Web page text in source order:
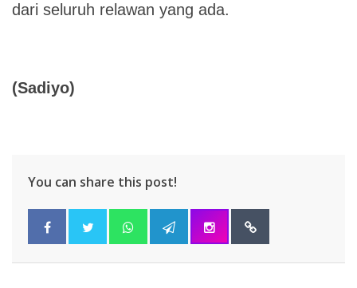
dari seluruh relawan yang ada.
(Sadiyo)
You can share this post!